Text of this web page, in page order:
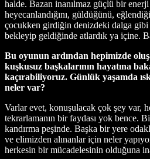
halde. Bazan inanılmaz güçlü bir
heyecanlandığını, güldüğünü,
çocukken girdiğin denizdeki dalga gibi
bekleyip geldiğinde atlardık ya içine.
Bu oyunun ardından hepimizde
kuşkusuz başkalarının hayatına
kaçırabiliyoruz. Günlük yaşamda
neler var?
Varlar evet, konuşulacak çok şey var,
tekrarlamanın bir faydası yok bence.
kandırma peşinde. Başka bir yere
ve elimizden alınanlar için neler
herkesin bir mücadelesinin olduğuna